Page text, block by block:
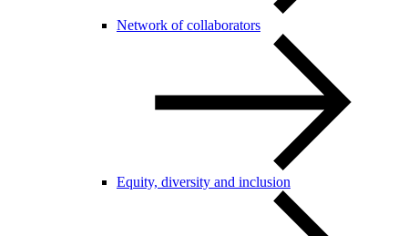
Network of collaborators
Equity, diversity and inclusion